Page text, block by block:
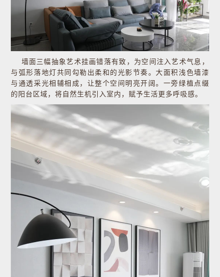
墙面三幅抽象艺术挂画错落有致，为空间注入艺术气息，
与弧形落地灯共同勾勒出柔和的光影节奏。大面积浅色墙漆
与通透采光相辅相成，让整个空间明亮开阔。一旁绿植点缀
的阳台区域，将自然生机引入室内，赋予生活更多呼吸感。